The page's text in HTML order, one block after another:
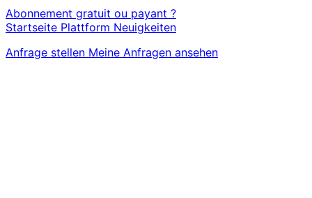
Abonnement gratuit ou payant ?
Startseite Plattform Neuigkeiten
Anfrage stellen Meine Anfragen ansehen